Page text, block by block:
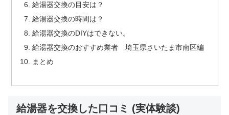
給湯器交換の目安は？
給湯器交換の時間は？
給湯器交換のDIYはできない。
給湯器交換のおすすめ業者 埼玉県さいたま市南区編
まとめ
給湯器を交換した口コミ (実体験談)